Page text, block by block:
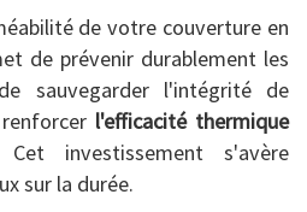
de votre couverture en
de prévenir durablement les
sauvegarder l'intégrité de
l'efficacité thermique
investissement s'avère
sur la durée.